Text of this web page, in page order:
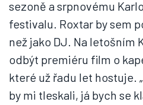
sezoně a srpnovému
festivalu. Roxtar by sem
než jako DJ. Na letošním
odbýt premiéru film o
které už řadu let hostuje.
by mi tleskali, já bych se